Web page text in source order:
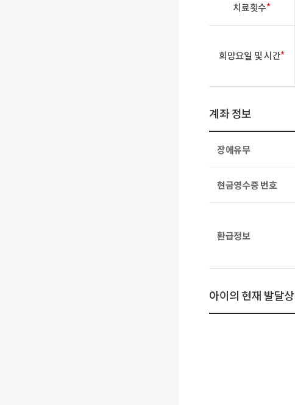
치료횟수*
희망요일 및 시간*
계좌 정보
장애유무
현금영수증 번호
환급정보
아이의 현재 발달